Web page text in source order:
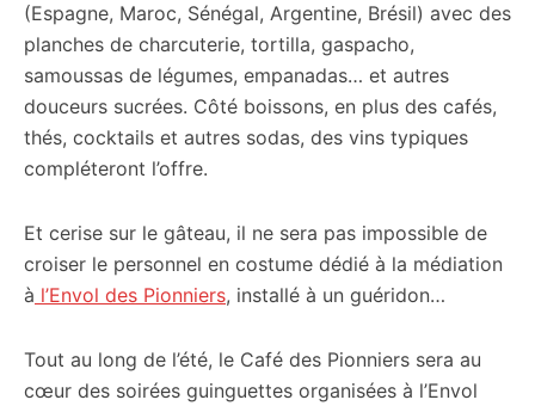
(Espagne, Maroc, Sénégal, Argentine, Brésil) avec des
planches de charcuterie, tortilla, gaspacho,
samoussas de légumes, empanadas… et autres
douceurs sucrées. Côté boissons, en plus des cafés,
thés, cocktails et autres sodas, des vins typiques
compléteront l’offre.
Et cerise sur le gâteau, il ne sera pas impossible de
croiser le personnel en costume dédié à la médiation
à l’Envol des Pionniers, installé à un guéridon…
Tout au long de l’été, le Café des Pionniers sera au
cœur des soirées guinguettes organisées à l’Envol